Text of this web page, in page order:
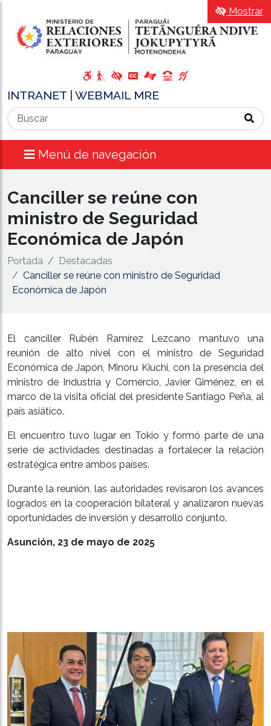
INTRANET WEBMAIL MRE
Menú de navegación
Mostrar
Canciller se reúne con
ministro de Seguridad
Económica de Japón
Portada
Destacadas
Canciller se reúne con ministro de Seguridad
Económica de Japón
El canciller Rubén Ramírez Lezcano mantuvo una
reunión de alto nivel con el ministro de Seguridad
Económica de Japón, Minoru Kiuchi, con la presencia del
ministro de Industria y Comercio, Javier Giménez, en el
marco de la visita oficial del presidente Santiago Peña, al
país asiático.
El encuentro tuvo lugar en Tokio y formó parte de una
serie de actividades destinadas a fortalecer la relación
estratégica entre ambos países.
Durante la reunión, las autoridades revisaron los avances
logrados en la cooperación bilateral y analizaron nuevas
oportunidades de inversión y desarrollo conjunto.
Asunción, 23 de mayo de 2025